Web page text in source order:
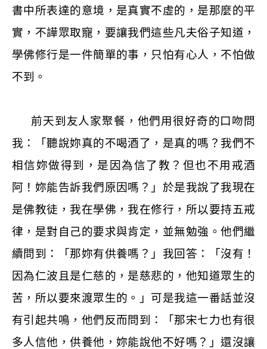
書中所表達的意境，是真實不虛的，是那麼的平
實，不譁眾取寵，要讓我們這些凡夫俗子知道，
學佛修行是一件簡單的事，只怕有心人，不怕做
不到。
前天到友人家聚餐，他們用很好奇的口吻問
我：「聽說妳真的不喝酒了，是真的嗎？我們不
相信妳做得到，是因為信了教？但也不用戒酒
阿！妳能告訴我們原因嗎？」於是我說了我現在
是佛教徒，我在學佛，我在修行，所以要持五戒
律，是對自己的要求與肯定，並無勉強。他們繼
續問到：「那妳有供養嗎？」我回答：「沒有！
因為仁波且是仁慈的，是慈悲的，他知道眾生的
苦，所以要來渡眾生的。」可是我這一番話並沒
有引起共鳴，他們反而問到：「那宋七力也有很
多人信他，供養他，妳能說他不好嗎？」還沒讓